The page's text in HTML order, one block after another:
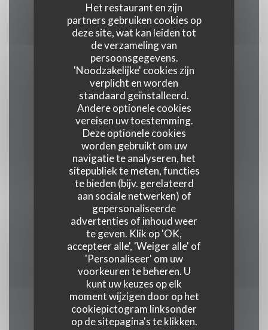
Het restaurant en zijn
partners gebruiken cookies op
deze site, wat kan leiden tot
de verzameling van
persoonsgegevens.
'Noodzakelijke' cookies zijn
verplicht en worden
standaard geïnstalleerd.
Andere optionele cookies
vereisen uw toestemming.
Deze optionele cookies
worden gebruikt om uw
navigatie te analyseren, het
sitepubliek te meten, functies
te bieden (bijv. gerelateerd
aan sociale netwerken) of
gepersonaliseerde
advertenties of inhoud weer
te geven. Klik op 'OK,
accepteer alle', 'Weiger alle' of
'Personaliseer' om uw
voorkeuren te beheren. U
kunt uw keuzes op elk
moment wijzigen door op het
cookiepictogram linksonder
op de sitepagina's te klikken.
Soort bedrijf
Coffee restaurant
Diensten
Haal maaltijden weg, Geblokkeerde toegang,
Terras, WIFI
Betaalmethoden
Card, Ticket restaurant dématérialisé, Amex,
Zonder contact, Apple Pay, Restaurant Ticket,
Paiement Sans ContactPaiement Sans Contact,
American Express, Eurocard / Mastercard,
restaurant van Titres, Contant geld, Visa,
Debetkaart
Openingstijden